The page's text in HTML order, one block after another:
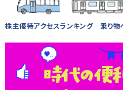
株主優待アクセスランキング 乗り物